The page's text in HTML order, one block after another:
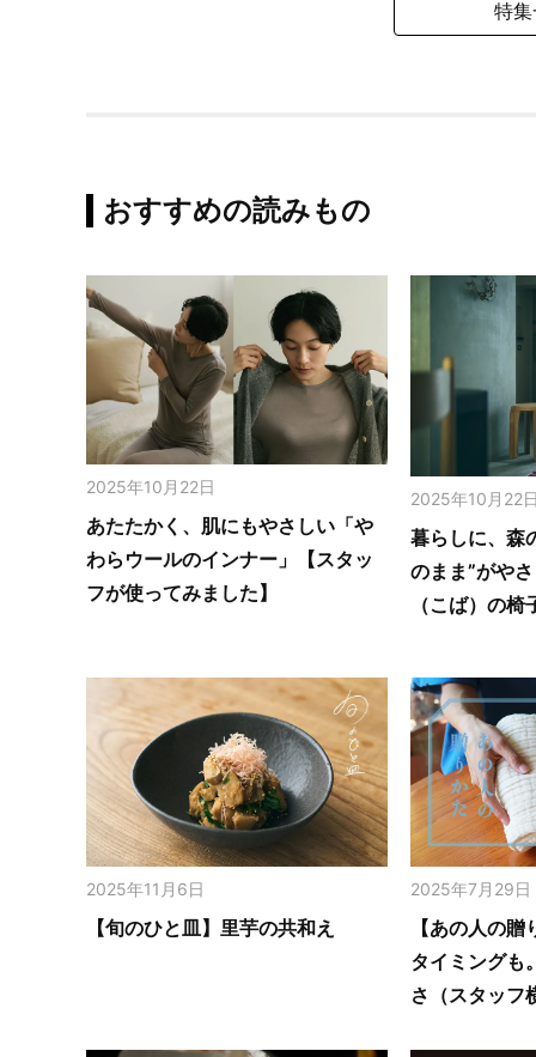
特
おすすめの読みもの
2025年10月22日
あたたかく、肌にもやさしい「や
わらウールのインナー」【スタッ
フが使ってみました】
2025年10月22
暮らしに、森
のまま”がや
（こば）の
2025年11月6日
【旬のひと皿】里芋の共和え
2025年7月29日
【あの人の
タイミングも
さ（スタッフ